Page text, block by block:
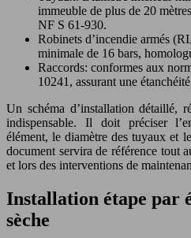
immeuble de plus de 20
NF S 61-930.
Robinets d’incendie armés
minimale de 16 bars,
Raccords: conformes aux
10241, assurant une
Un schéma d’installation détaillé,
indispensable. Il doit préciser
élément, le diamètre des tuyaux et
document servira de référence tout
et lors des interventions de
Installation étape par
sèche